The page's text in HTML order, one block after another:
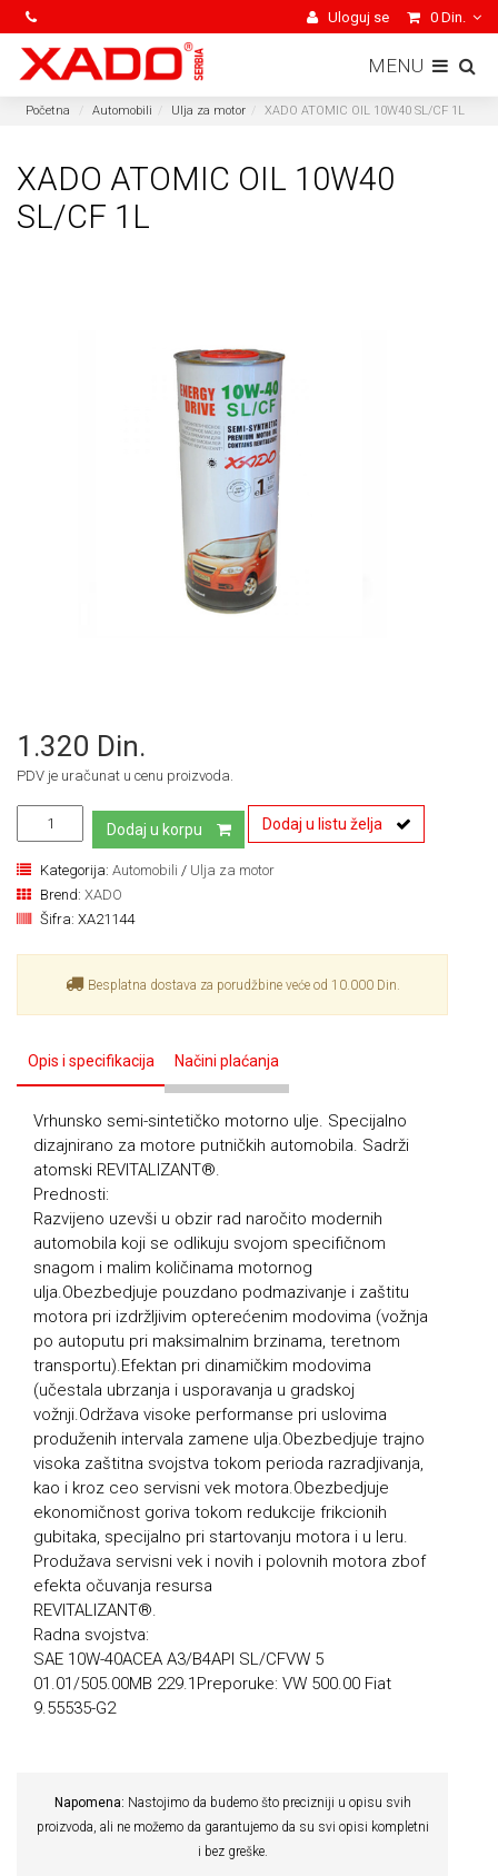
Uloguj se 0 Din.
MENU
Početna Automobili Ulja za motor XADO ATOMIC OIL 10W40 SL/CF 1L
XADO ATOMIC OIL 10W40
SL/CF 1L
1.320 Din.
PDV je uračunat u cenu proizvoda.
Dodaj u korpu Dodaj u listu želja
Kategorija: Automobili / Ulja za motor
Brend: XADO
Šifra: XA21144
Besplatna dostava za porudžbine veće od 10.000 Din.
Opis i specifikacija Načini plaćanja
Vrhunsko semi-sintetičko motorno ulje. Specijalno
dizajnirano za motore putničkih automobila. Sadrži
atomski REVITALIZANT®.
Prednosti:
Razvijeno uzevši u obzir rad naročito modernih
automobila koji se odlikuju svojom specifičnom
snagom i malim količinama motornog
ulja.Obezbedjuje pouzdano podmazivanje i zaštitu
motora pri izdržljivim opterećenim modovima (vožnja
po autoputu pri maksimalnim brzinama, teretnom
transportu).Efektan pri dinamičkim modovima
(učestala ubrzanja i usporavanja u gradskoj
vožnji.Održava visoke performanse pri uslovima
produženih intervala zamene ulja.Obezbedjuje trajno
visoka zaštitna svojstva tokom perioda razradjivanja,
kao i kroz ceo servisni vek motora.Obezbedjuje
ekonomičnost goriva tokom redukcije frikcionih
gubitaka, specijalno pri startovanju motora i u leru.
Produžava servisni vek i novih i polovnih motora zbof
efekta očuvanja resursa
REVITALIZANT®.
Radna svojstva:
SAE 10W-40ACEA A3/B4API SL/CFVW 5
01.01/505.00MB 229.1Preporuke: VW 500.00 Fiat
9.55535-G2
Napomena: Nastojimo da budemo što precizniji u opisu svih
proizvoda, ali ne možemo da garantujemo da su svi opisi kompletni
i bez greške.